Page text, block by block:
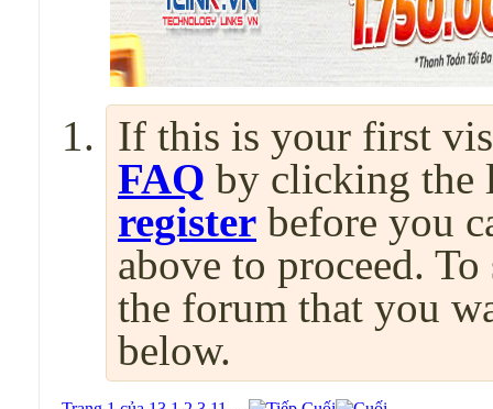
If this is your first
FAQ by clicking the
register before you
above to proceed.
the forum that you
below.